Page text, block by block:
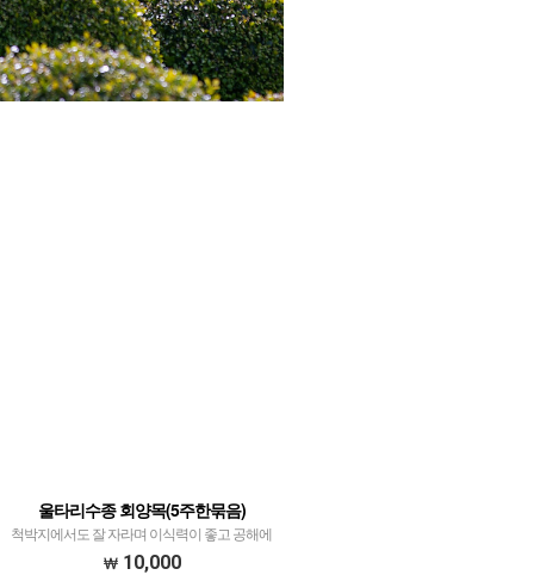
울타리수종 회양목(5주한묶음)
척박지에서도 잘 자라며 이식력이 좋고 공해에
강한다.(5주한묶음)
10,000